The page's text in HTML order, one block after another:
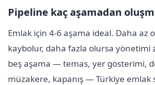
Pipeline kaç aşamadan
Emlak için 4-6 aşama ideal. Daha az
kaybolur, daha fazla olursa yönetimi
beş aşama — temas, yer gösterimi,
müzakere, kapanış — Türkiye emlak